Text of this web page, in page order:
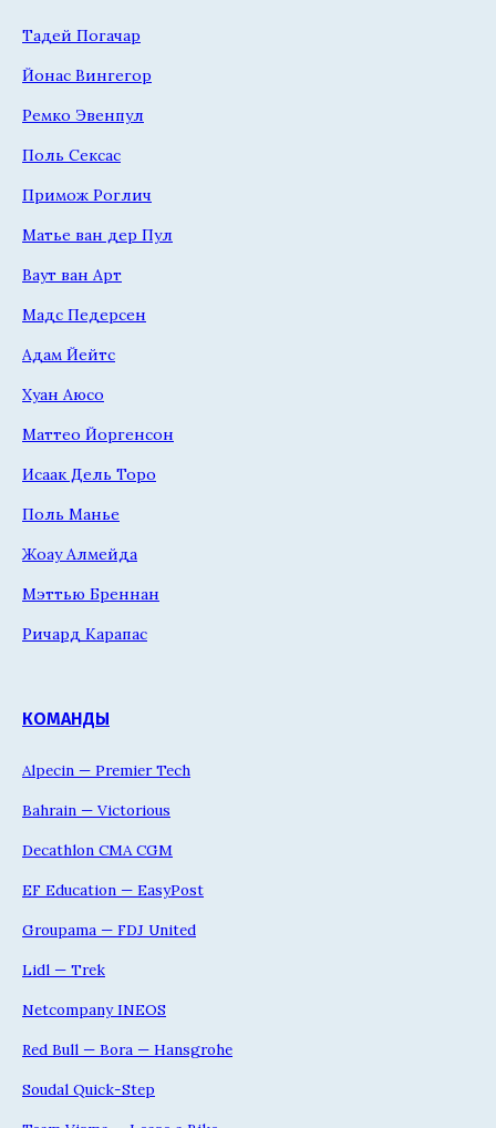
Тадей Погачар
Йонас Вингегор
Ремко Эвенпул
Поль Сексас
Примож Роглич
Матье ван дер Пул
Ваут ван Арт
Мадс Педерсен
Адам Йейтс
Хуан Аюсо
Маттео Йоргенсон
Исаак Дель Торо
Поль Манье
Жоау Алмейда
Мэттью Бреннан
Ричард Карапас
КОМАНДЫ
Alpecin — Premier Tech
Bahrain — Victorious
Decathlon CMA CGM
EF Education — EasyPost
Groupama — FDJ United
Lidl — Trek
Netcompany INEOS
Red Bull — Bora — Hansgrohe
Soudal Quick-Step